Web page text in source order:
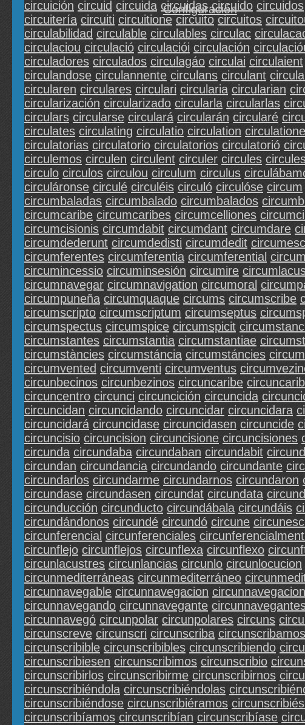
Configuración
circuición circuid circuida circuidas circuido circuidos
circuitería circuiti circuitione circuito circuitos
circulabilidad circulable circulables circulac
circulaciou circulació circulaciói circulación
circuladores circulados circulagáo circulai circulaient
circulandose circulannente circulans circulant
circularen circulares circulari circularia circularian
circularización circularizado circularla circularlas
circulars circularse circulará circularán circularé
circulates circulating circulatio circulation circulatione
circulatorias circulatorio circulatorios circulatorió
circulemos circulen circulent circuler circules
circulo circulos circulou circulum circulus
circuláronse circulé circuléis circuló circulóse circum
circumbaladas circumbalado circumbalados
circumcaribe circumcaribes circumcelliones
circumcisionis circumdabit circumdant circumdare
circumdederunt circumdedisti circumdedit
circumferentes circumferentia circumferential
circumincessio circuminsesión circumire
circumnavegar circumnavigation circumoral
circumpuneña circumquaque circums circumscribe
circumscripto circumscriptum circumseptus
circumspectus circumspice circumspicit
circumstantes circumstantia circumstantiae
circumstàncies circumstáncia circumstáncies
circumvented circumventi circumventus
circunbecinos circunbezinos circuncaribe
circuncentro circunci circuncición circuncida
circuncidan circuncidando circuncidar circuncidara
circuncidará circuncidase circuncidasen circuncide
circuncisio circuncision circuncisione circuncisiones
circunda circundaba circundaban circundabit
circundan circundancia circundando circundante
circundarlos circundarme circundarnos circundaron
circundase circundasen circundat circundata
circunducción circunducto circundábala circundáis
circundándonos circundé circundó circune
circunferencial circunferenciales
circunflejo circunflejos circunflexa circunflexo
circunlacustres circunlancias circunlo circunlocucion
circunmediterráneas circunmediterráneo
circunnavegable circunnavegacion
circunnavegando circunnavegante
circunnavegó circunpolar circunpolares circuns
circunscreve circunscri circunscriba circunscribamos
circunscribible circunscribibles circunscribiendo
circunscribiesen circunscribimos circunscribio
circunscribirlos circunscribirme circunscribirnos
circunscribiéndola circunscribiéndolas
circunscribiéndose circunscribiéramos
circunscribíamos circunscribían circunscribíase